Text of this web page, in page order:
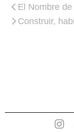
El Nombre
Construir,